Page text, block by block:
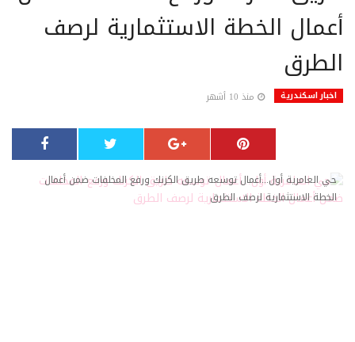
أعمال الخطة الاستثمارية لرصف
الطرق
اخبار اسكندرية منذ 10 أشهر
حي العامرية أول...أعمال توسعه طريق الكرنك ورفع المخلفات ضمن أعمال
الخطة الاستثمارية لرصف الطرق